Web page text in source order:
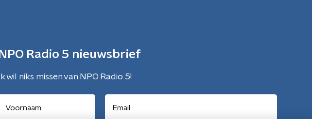
NPO Radio 5 nieuwsbrief
Ik wil niks missen van NPO Radio 5!